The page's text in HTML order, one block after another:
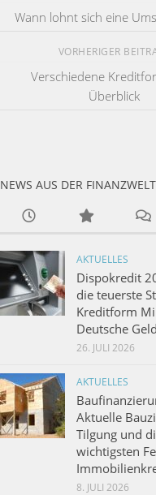
Wann lohnt sich eine
VORHERIGER
Verschiedene
Überblick
NEWS AUS DER FINANZWELT
AKTUELLES
Dispokredit
die teuerste
Kreditform
Deutsche
26. JULI 2026
AKTUELLES
Aktuelle
Tilgung und
wichtigsten
8. JULI 2026